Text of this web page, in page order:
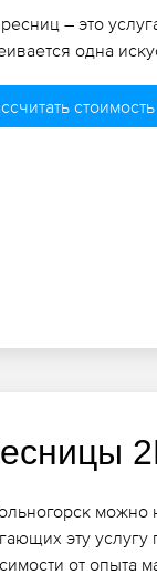
– это
одна
стоимость
можно
эту
от опыта